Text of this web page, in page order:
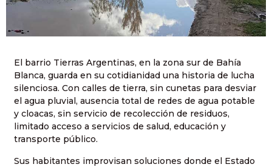
El barrio Tierras Argentinas, en la zona sur de Bahía
Blanca, guarda en su cotidianidad una historia de lucha
silenciosa. Con calles de tierra, sin cunetas para desviar
el agua pluvial, ausencia total de redes de agua potable
y cloacas, sin servicio de recolección de residuos,
limitado acceso a servicios de salud, educación y
transporte público.
Sus habitantes improvisan soluciones donde el Estado